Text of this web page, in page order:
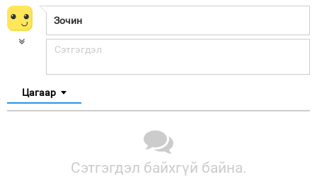
Цагаар
Сэтгэгдэл байхгүй байна.